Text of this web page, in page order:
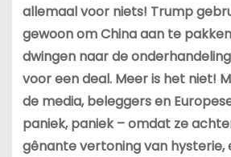
allemaal voor niets! Trump
gewoon om China aan te
dwingen naar de
voor een deal. Meer is het niet!
de media, beleggers en
paniek, paniek – omdat ze
gênante vertoning van hysterie,